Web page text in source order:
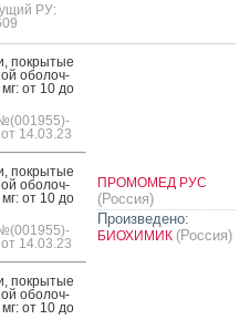
РУ:
пок­ры­тые
обо­лоч­
от 10 до
14.03.23
пок­ры­тые
обо­лоч­
от 10 до
14.03.23
пок­ры­тые
обо­лоч­
от 10 до
ПРОМОМЕД РУС
(Россия)
Произведено:
БИОХИМИК (Россия)